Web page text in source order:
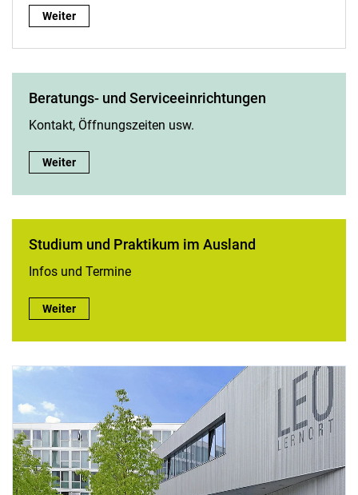
Universitätsbibliothek Kassel:
Weiter
Be­ra­tungs- und Ser­vice­ein­rich­tun­gen
Kontakt, Öffnungszeiten usw.
Be­ra­tungs- und Ser­vice­ein­rich­tun­gen:
Weiter
Studium und Praktikum im Ausland
Infos und Termine
Studium und Praktikum im Ausland:
Weiter